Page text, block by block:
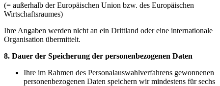
(= außerhalb der Europäischen Union bzw. des Europäischen
Wirtschaftsraumes)
Ihre Angaben werden nicht an ein Drittland oder eine internationale
Organisation übermittelt.
8. Dauer der Speicherung der personenbezogenen Daten
Ihre im Rahmen des Personalauswahlverfahrens gewonnenen
personenbezogenen Daten speichern wir mindestens für sechs